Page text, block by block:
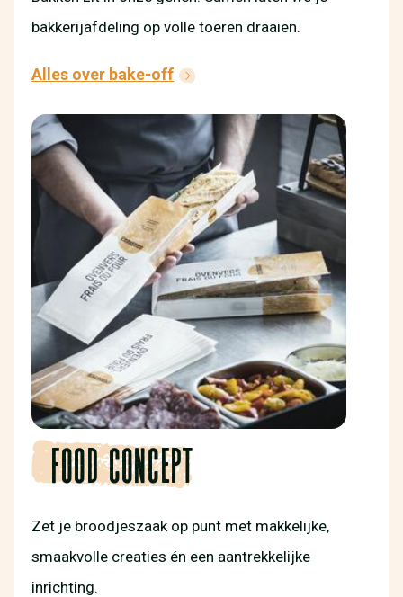
bakkerijafdeling op volle toeren draaien.
Alles over bake-off
Food concept
Zet je broodjeszaak op punt met makkelijke,
smaakvolle creaties én een aantrekkelijke
inrichting.